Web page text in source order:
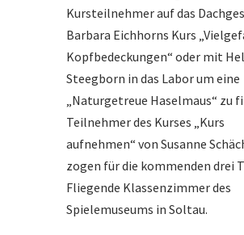
Kursteilnehmer auf das
Barbara Eichhorns Kurs
Kopfbedeckungen“ oder mit
Steegborn in das Labor um eine
„Naturgetreue Haselmaus“ zu
Teilnehmer des Kurses „Kurs
aufnehmen“ von Susanne
zogen für die kommenden drei
Fliegende Klassenzimmer des
Spielemuseums in Soltau.